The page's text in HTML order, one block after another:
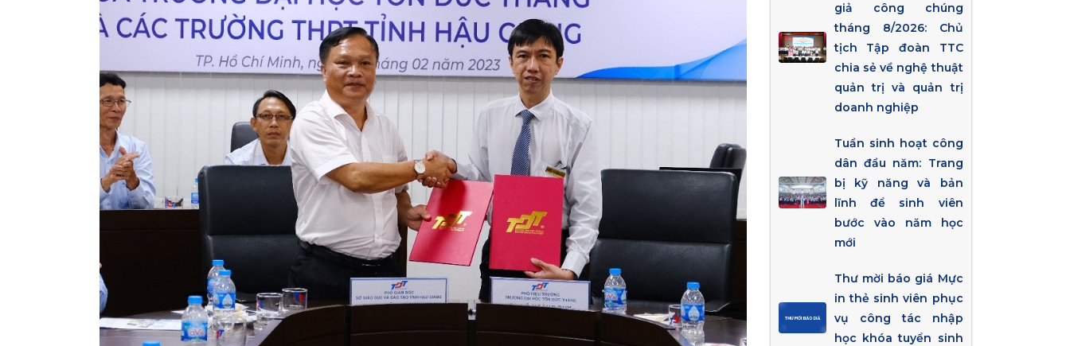
giả công chúng
tháng 8/2026: Chủ
tịch Tập đoàn TTC
chia sẻ về nghệ thuật
quản trị và quản trị
doanh nghiệp
Tuần sinh hoạt công
dân đầu năm: Trang
bị kỹ năng và bản
lĩnh để sinh viên
bước vào năm học
mới
Thư mời báo giá Mực
in thẻ sinh viên phục
vụ công tác nhập
học khóa tuyển sinh